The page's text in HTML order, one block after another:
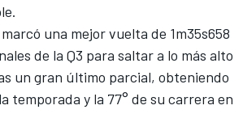
una mejor vuelta de 1m35s658
de la Q3 para saltar a lo más alto
un gran último parcial, obteniendo
temporada y la 77° de su carrera en